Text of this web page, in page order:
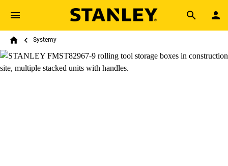
Skip to main content
Search
Breadcrumb
Systemy